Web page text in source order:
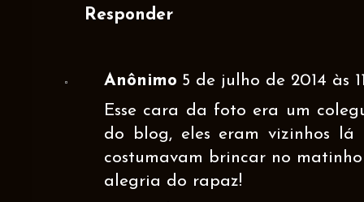
Responder
Anônimo 5 de julho de 2014 às
Esse cara da foto era um
do blog, eles eram vizinhos lá
costumavam brincar no
alegria do rapaz!